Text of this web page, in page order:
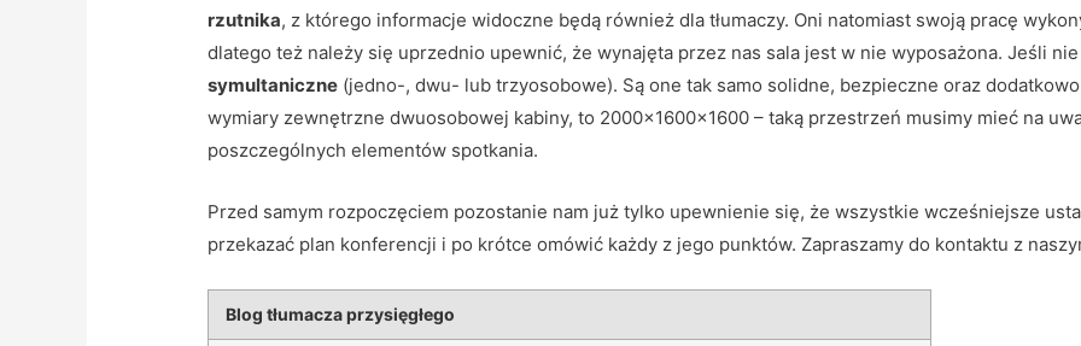
rzutnika, z którego informacje widoczne będą również dla tłumaczy. Oni natomiast swoją pracę
dlatego też należy się uprzednio upewnić, że wynajęta przez nas sala jest w nie wyposażona. Jeśli
symultaniczne (jedno-, dwu- lub trzyosobowe). Są one tak samo solidne, bezpieczne oraz dodatkowo
wymiary zewnętrzne dwuosobowej kabiny, to 2000x1600x1600 – taką przestrzeń musimy mieć na
poszczególnych elementów spotkania.
Przed samym rozpoczęciem pozostanie nam już tylko upewnienie się, że wszystkie wcześniejsze
przekazać plan konferencji i po krótce omówić każdy z jego punktów. Zapraszamy do kontaktu z
Blog tłumacza przysięgłego